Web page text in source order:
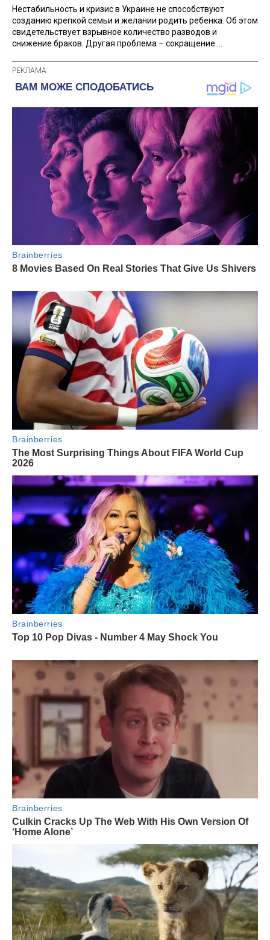
Нестабильность и кризис в Украине не способствуют
созданию крепкой семьи и желании родить ребенка. Об этом
свидетельствует взрывное количество разводов и
снижение браков. Другая проблема – сокращение ...